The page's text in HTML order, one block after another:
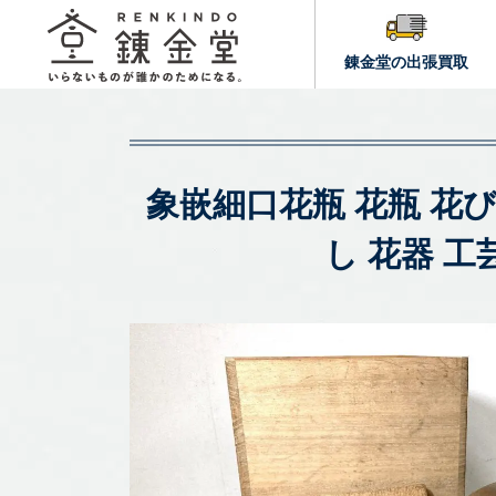
錬金堂の出張買取
象嵌細口花瓶 花瓶 花
し 花器 工